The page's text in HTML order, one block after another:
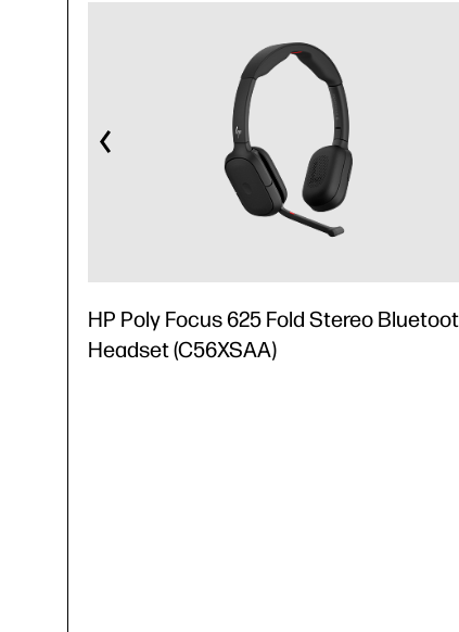
HP Poly Focus 625 Fold Stereo
Headset (C56XSAA)